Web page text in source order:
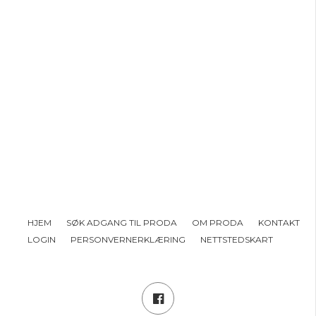
HJEM SØK ADGANG TIL PRODA OM PRODA
KONTAKT
LOGIN
PERSONVERNERKLÆRING NETTSTEDSKART